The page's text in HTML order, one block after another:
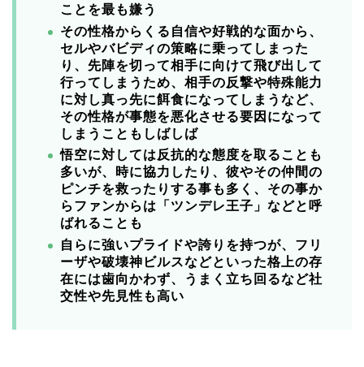
ことを最も嫌う
その性格からくる自信や好戦的な面から、
セルやバビディの策略に乗ってしまった
り、先陣を切って相手に向けて飛び出して
行ってしまうため、相手の反撃や特殊能力
に対し真っ先に餌食になってしまうなど、
その性格が事態を悪化させる要因になって
しまうこともしばしば
悟空に対しては反抗的な態度を取ることも
多いが、時に協力したり、彼やその仲間の
ピンチを救ったりする事も多く、その事か
らファンからは「ツンデレ王子」などと呼
ばれることも
自らに強いプライドや誇りを持つが、フリ
ーザや破壊神ビルスなどといった格上の存
在には歯向かわず、うまく立ち回るなど社
交性や先見性も高い